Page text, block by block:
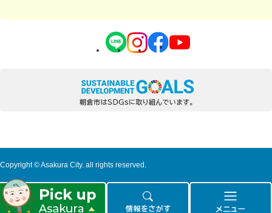
ピ
Copyright © Asakura City. all rights reserved.